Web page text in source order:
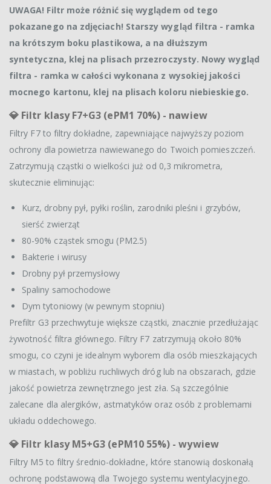
UWAGA! Filtr może różnić się wyglądem od tego
pokazanego na zdjęciach! Starszy wygląd filtra - ramka
na krótszym boku plastikowa, a na dłuższym
syntetyczna, klej na plisach przezroczysty. Nowy wygląd
filtra - ramka w całości wykonana z wysokiej jakości
mocnego kartonu, klej na plisach koloru niebieskiego.
💎 Filtr klasy F7+G3 (ePM1 70%) - nawiew
Filtry F7 to filtry dokładne, zapewniające najwyższy poziom
ochrony dla powietrza nawiewanego do Twoich pomieszczeń.
Zatrzymują cząstki o wielkości już od 0,3 mikrometra,
skutecznie eliminując:
Kurz, drobny pył, pyłki roślin, zarodniki pleśni i grzybów,
sierść zwierząt
80-90% cząstek smogu (PM2.5)
Bakterie i wirusy
Drobny pył przemysłowy
Spaliny samochodowe
Dym tytoniowy (w pewnym stopniu)
Prefiltr G3 przechwytuje większe cząstki, znacznie przedłużając
żywotność filtra głównego. Filtry F7 zatrzymują około 80%
smogu, co czyni je idealnym wyborem dla osób mieszkających
w miastach, w pobliżu ruchliwych dróg lub na obszarach, gdzie
jakość powietrza zewnętrznego jest zła. Są szczególnie
zalecane dla alergików, astmatyków oraz osób z problemami
układu oddechowego.
💎 Filtr klasy M5+G3 (ePM10 55%) - wywiew
Filtry M5 to filtry średnio-dokładne, które stanowią doskonałą
ochronę podstawową dla Twojego systemu wentylacyjnego.